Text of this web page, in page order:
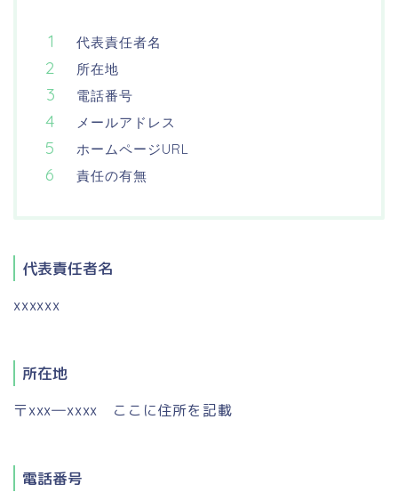
代表責任者名
所在地
電話番号
メールアドレス
ホームページURL
責任の有無
代表責任者名
xxxxxx
所在地
〒xxx―xxxx ここに住所を記載
電話番号